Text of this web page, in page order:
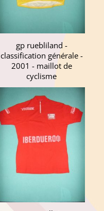
gp ruebliland -
classification générale -
2001 - maillot de
cyclisme